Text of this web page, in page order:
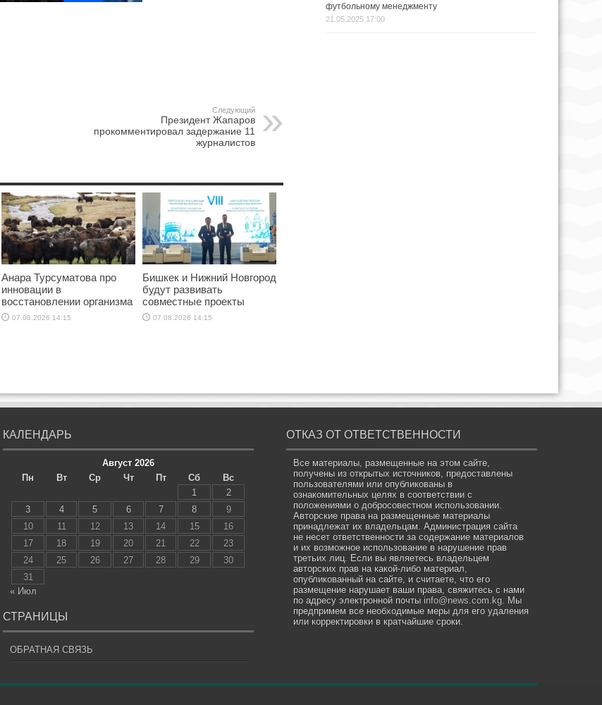
Следующий
Президент Жапаров
прокомментировал задержание 11
журналистов
Анара Турсуматова про
инновации в
восстановлении организма
07.08.2026 14:15
Бишкек и Нижний Новгород
будут развивать
совместные проекты
07.08.2026 14:15
футбольному менеджменту
21.05.2025 17:00
КАЛЕНДАРЬ
Август 2026
Пн
Вт Ср Чт Пт Сб
Вс
1
2
3
4 5 6 7 8
9
10
11 12 13 14 15
16
17
18 19 20 21 22
23
24
25 26 27 28 29
30
31
« Июл
СТРАНИЦЫ
ОБРАТНАЯ СВЯЗЬ
ОТКАЗ ОТ ОТВЕТСТВЕННОСТИ
Все материалы, размещенные на этом сайте,
получены из открытых источников, предоставлены
пользователями или опубликованы в
ознакомительных целях в соответствии с
положениями о добросовестном использовании.
Авторские права на размещенные материалы
принадлежат их владельцам. Администрация сайта
не несет ответственности за содержание материалов
и их возможное использование в нарушение прав
третьих лиц. Если вы являетесь владельцем
авторских прав на какой-либо материал,
опубликованный на сайте, и считаете, что его
размещение нарушает ваши права, свяжитесь с нами
по адресу электронной почты info@news.com.kg. Мы
предпримем все необходимые меры для его удаления
или корректировки в кратчайшие сроки.